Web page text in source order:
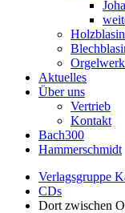
Aktuelles
Über uns
Vertrieb
Kontakt
Bach300
Hammerschmidt
Verlagsgruppe
CDs
Dort zwischen